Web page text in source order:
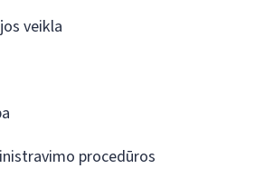
veikla
procedūros